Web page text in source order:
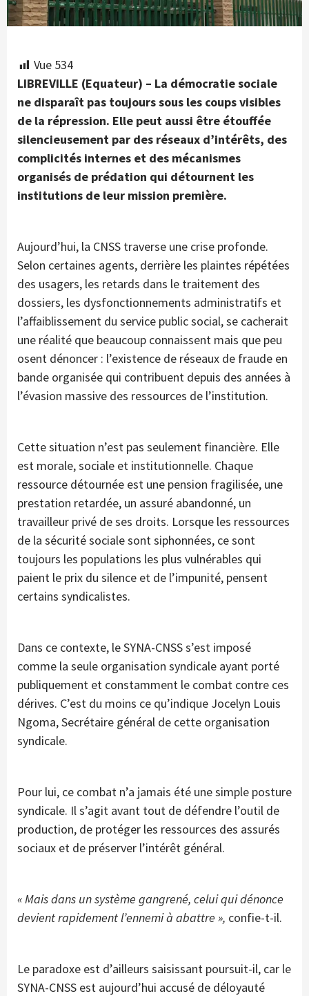
Vue 534
LIBREVILLE (Equateur) – La démocratie sociale
ne disparaît pas toujours sous les coups visibles
de la répression. Elle peut aussi être étouffée
silencieusement par des réseaux d’intérêts, des
complicités internes et des mécanismes
organisés de prédation qui détournent les
institutions de leur mission première.
Aujourd’hui, la CNSS traverse une crise profonde.
Selon certaines agents, derrière les plaintes répétées
des usagers, les retards dans le traitement des
dossiers, les dysfonctionnements administratifs et
l’affaiblissement du service public social, se cacherait
une réalité que beaucoup connaissent mais que peu
osent dénoncer : l’existence de réseaux de fraude en
bande organisée qui contribuent depuis des années à
l’évasion massive des ressources de l’institution.
Cette situation n’est pas seulement financière. Elle
est morale, sociale et institutionnelle. Chaque
ressource détournée est une pension fragilisée, une
prestation retardée, un assuré abandonné, un
travailleur privé de ses droits. Lorsque les ressources
de la sécurité sociale sont siphonnées, ce sont
toujours les populations les plus vulnérables qui
paient le prix du silence et de l’impunité, pensent
certains syndicalistes.
Dans ce contexte, le SYNA-CNSS s’est imposé
comme la seule organisation syndicale ayant porté
publiquement et constamment le combat contre ces
dérives. C’est du moins ce qu’indique Jocelyn Louis
Ngoma, Secrétaire général de cette organisation
syndicale.
Pour lui, ce combat n’a jamais été une simple posture
syndicale. Il s’agit avant tout de défendre l’outil de
production, de protéger les ressources des assurés
sociaux et de préserver l’intérêt général.
« Mais dans un système gangrené, celui qui dénonce
devient rapidement l’ennemi à abattre », confie-t-il.
Le paradoxe est d’ailleurs saisissant poursuit-il, car le
SYNA-CNSS est aujourd’hui accusé de déloyauté